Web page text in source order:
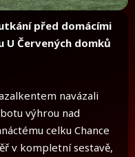
před domácími
Červených domků
navázali
výhrou nad
celku Chance
v kompletní sestavě,